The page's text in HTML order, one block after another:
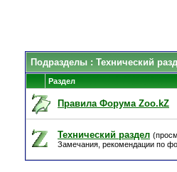
Подразделы : Технический
Раздел
Правила Форума Zoo.kZ
Технический раздел
Замечания, рекомендации по